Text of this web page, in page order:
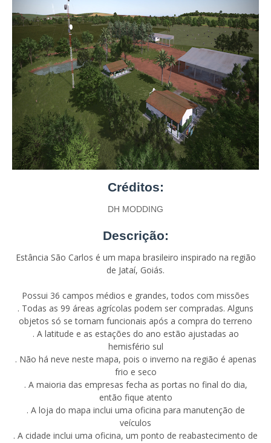
Créditos:
DH MODDING
Descrição:
Estância São Carlos é um mapa brasileiro inspirado na região
de Jataí, Goiás.
Possui 36 campos médios e grandes, todos com missões
. Todas as 99 áreas agrícolas podem ser compradas. Alguns
objetos só se tornam funcionais após a compra do terreno
. A latitude e as estações do ano estão ajustadas ao
hemisfério sul
. Não há neve neste mapa, pois o inverno na região é apenas
frio e seco
. A maioria das empresas fecha as portas no final do dia,
então fique atento
. A loja do mapa inclui uma oficina para manutenção de
veículos
. A cidade inclui uma oficina, um ponto de reabastecimento de